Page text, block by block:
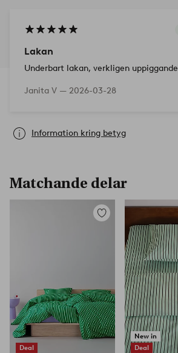
Lakan
Underbart lakan, verkligen uppiggande
Janita V — 2026-03-28
Information kring betyg
Matchande delar
Deal
Lägg
favoriter
New in
Deal